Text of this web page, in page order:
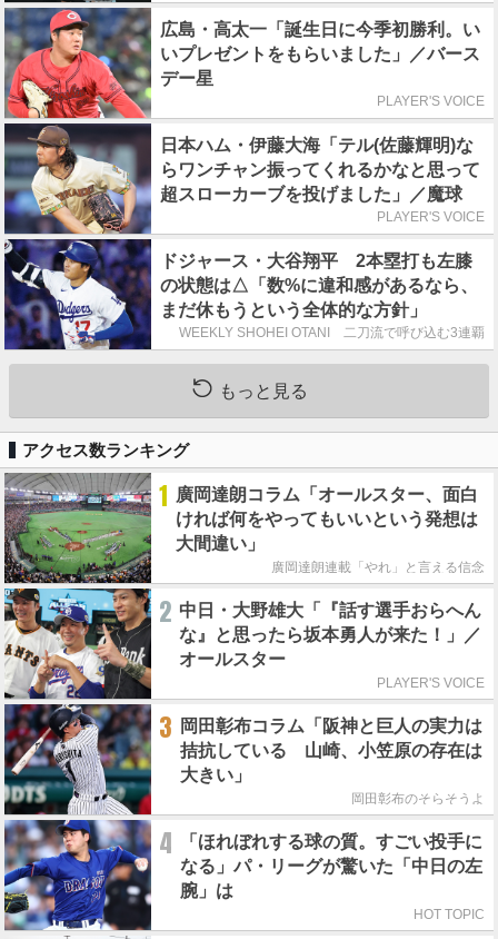
広島・高太一「誕生日に今季初勝利。い
いプレゼントをもらいました」／バース
デー星
PLAYER'S VOICE
日本ハム・伊藤大海「テル(佐藤輝明)な
らワンチャン振ってくれるかなと思って
超スローカーブを投げました」／魔球
PLAYER'S VOICE
ドジャース・大谷翔平 2本塁打も左膝
の状態は△「数%に違和感があるなら、
まだ休もうという全体的な方針」
WEEKLY SHOHEI OTANI 二刀流で呼び込む3連覇
もっと見る
アクセス数ランキング
1 廣岡達朗コラム「オールスター、面白
ければ何をやってもいいという発想は
大間違い」
廣岡達朗連載「やれ」と言える信念
2 中日・大野雄大「『話す選手おらへん
な』と思ったら坂本勇人が来た！」／
オールスター
PLAYER'S VOICE
3
岡田彰布コラム「阪神と巨人の実力は
拮抗している 山崎、小笠原の存在は
大きい」
岡田彰布のそらそうよ
4
「ほれぼれする球の質。すごい投手に
なる」パ・リーグが驚いた「中日の左
腕」は
HOT TOPIC